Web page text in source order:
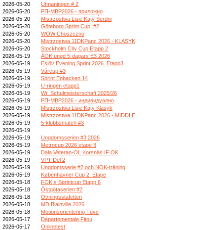
2026-05-20
Utmaningen # 2
2026-05-20
РП-МВР2026 - приложно
2026-05-20
Mistrzostwa Lisie Kąty Śerdni
2026-05-20
Göteborg Sprint Cup, #2
2026-05-20
WOW Choszczno
2026-05-20
Mistrzostwa 11DKPanc 2026 - KLASYK
2026-05-20
Stockholm City Cup Etapp 2
2026-05-19
ÅOK ungd 5-dagars E3 2026
2026-05-19
Eslöv Evening Sprint 2026. Etapp3
2026-05-19
Vårcup #3
2026-05-19
Sprint Enbacken 14
2026-05-19
U-ringen etapp1
2026-05-19
Wr. Schulmeisterschaft 2025/26
2026-05-19
РП-МВР2026 - индивидуално
2026-05-19
Mistrzostwa Lisie Kąty Klasyk
2026-05-19
Mistrzostwa 11DKPanc 2026 - MIDDLE
2026-05-19
5-klubbsmatch #3
2026-05-19
2026-05-19
Ungdomsserien #3 2026
2026-05-19
Metrocup 2026 etape 3
2026-05-19
Dala Veteran-OL Korsnäs IF OK
2026-05-19
VPT Del 2
2026-05-19
Ungdomsserie #2 och NOK-träning
2026-05-19
Københavner Cup 2. Etape
2026-05-18
FOK:s Sprintcup Etapp 6
2026-05-18
Östgötaserien #2
2026-05-18
Övningsstafetten
2026-05-18
MD Blainville 2026
2026-05-18
Motionsorientering Tuve
2026-05-17
Départementale Fitou
2026-05-17
Onlinetest